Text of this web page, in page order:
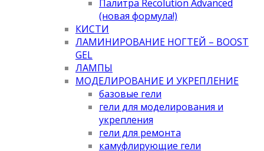
Палитра Recolution Advanced
(новая формула!)
КИСТИ
ЛАМИНИРОВАНИЕ НОГТЕЙ – BOOST
GEL
ЛАМПЫ
МОДЕЛИРОВАНИЕ И УКРЕПЛЕНИЕ
базовые гели
гели для моделирования и
укрепления
гели для ремонта
камуфлирующие гели